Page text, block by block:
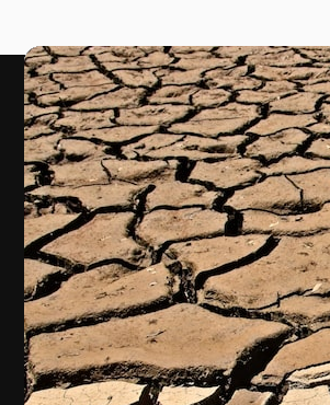
Videolar
Video çekimleri
Hareketli grafikler
Video şablonları
Simgeler
3D Modeller
Yazı tipleri
En iyi işlerini yöneteceğin
Kreatif ekipler, işletmeler,
stüdyolar genelinde 1
abone.
Türkçe